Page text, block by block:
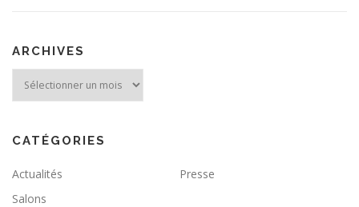
l
ARCHIVES
CATÉGORIES
Actualités
Presse
Salons